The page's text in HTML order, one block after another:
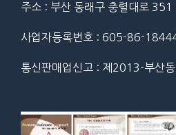
주소 : 부산 동래구 충렬대로
사업자등록번호 : 605-86-
통신판매업신고 : 제2013-부산